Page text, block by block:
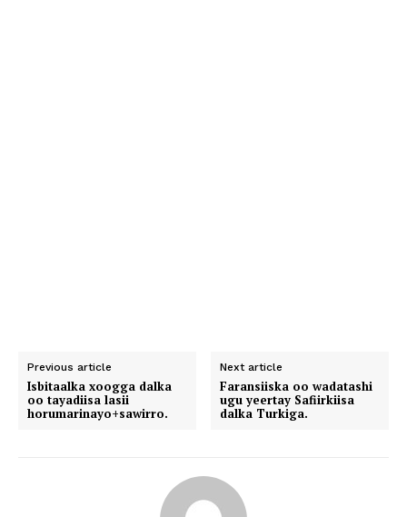
Previous article
Isbitaalka xoogga dalka
oo tayadiisa lasii
horumarinayo+sawirro.
Next article
Faransiiska oo wadatashi
ugu yeertay Safiirkiisa
dalka Turkiga.